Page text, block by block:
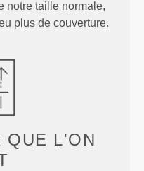
notre taille normale,
plus de couverture.
QUE L'ON